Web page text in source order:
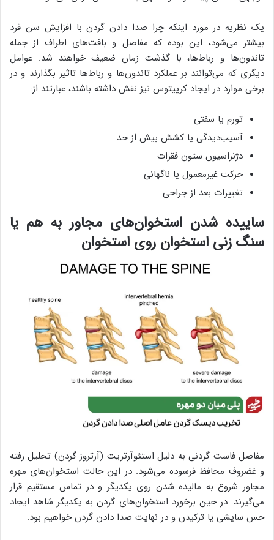
یک نظریه در مورد اینکه چرا صدا دادن گردن با افزایش سن فرد
بیشتر می‌شود، این بوده که مفاصل و بافت‌های اطراف از جمله
تاندون‌ها و رباط‌ها، با گذشت زمان ضعیف خواهند شد. عوامل
دیگری که می‌توانند بر عملکرد تاندون‌ها و رباط‌ها تاثیر بگذارند و در
برخی موارد در ایجاد کرپیتوس نیز نقش داشته باشند، عبارتند از:
تورم یا سفتی
آسیب‌دیدگی یا کشش بیش از حد
دژنراسیون ستون فقرات
حرکت غیرمعمول یا ناگهانی
تغییرات بعد از جراحی
ساییده شدن استخوان‌های مجاور به هم یا
سنگ زنی استخوان روی استخوان
مفاصل فاست گردنی به دلیل استئوآرتریت (آرتروز گردن) تحلیل رفته
و غضروف محافظ فرسوده می‌شود. در این حالت استخوان‌های مهره
مجاور شروع به مالیده شدن روی یکدیگر و در تماس مستقیم قرار
می‌گیرند. در حین برخورد استخوان‌های گردن به یکدیگر شاهد ایجاد
حس سایشی یا ترکیدن و در نهایت صدا دادن گردن خواهیم بود.